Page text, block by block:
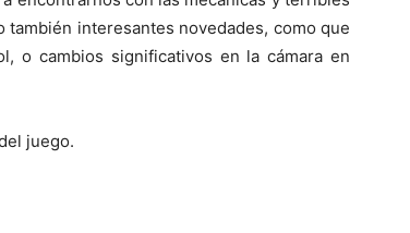
interesantes novedades, como que
o cambios significativos en la cámara en
juego.